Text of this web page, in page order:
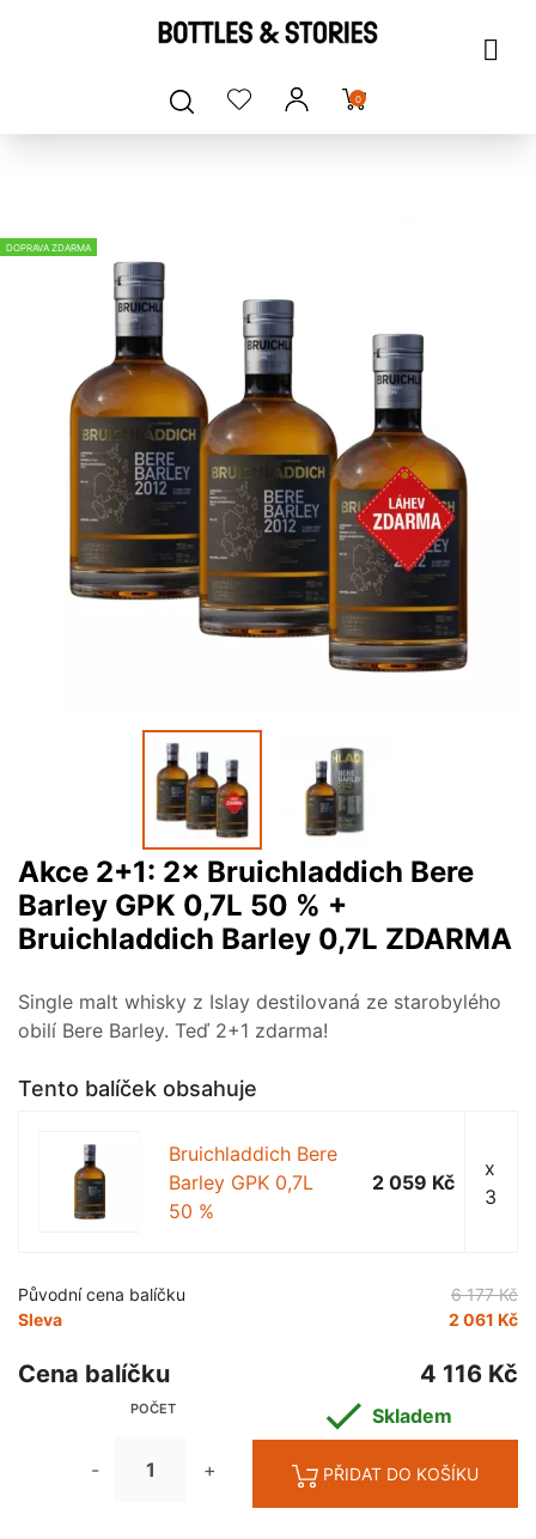
0
DOPRAVA ZDARMA
Akce 2+1: 2× Bruichladdich Bere
Barley GPK 0,7L 50 % +
Bruichladdich Barley 0,7L ZDARMA
Single malt whisky z Islay destilovaná ze starobylého
obilí Bere Barley. Teď 2+1 zdarma!
Tento balíček obsahuje
Bruichladdich Bere
Barley GPK 0,7L
50 %
2 059 Kč
x
3
Původní cena balíčku
6 177 Kč
Sleva
2 061 Kč
Cena balíčku 4 116 Kč
POČET
- +
 Skladem
PŘIDAT DO KOŠÍKU